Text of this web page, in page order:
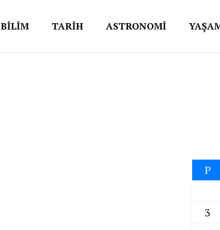
BİLİM TARİH ASTRONOMİ
P
3